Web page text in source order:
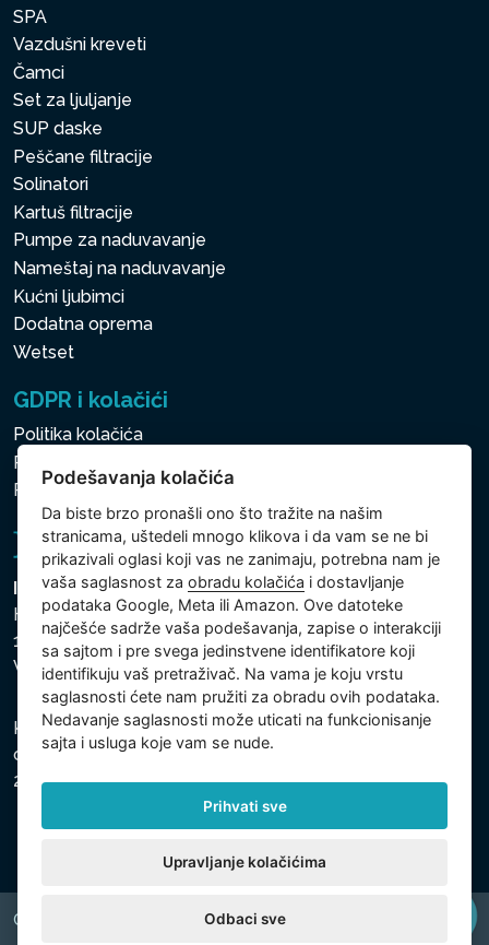
SPA
Vazdušni kreveti
Čamci
Set za ljuljanje
SUP daske
Peščane filtracije
Solinatori
Kartuš filtracije
Pumpe za naduvavanje
Nameštaj na naduvavanje
Kućni ljubimci
Dodatna oprema
Wetset
GDPR i kolačići
Politika kolačića
Politika zaštite ličnih i drugih obrađivanih podataka
Politika kolačića
Intex Trading, s.r.o.
Hradecká 2526/3
130 00 Praha 3
Vinohrady - Česká republika
Kompanija je registrovana u Opštinskom sudu u Pragu,
odeljak C, uložak 74759, Identifikacioni broj kompanije:
26150808, Poreski identifikacioni broj: CZ26150808.
Copyright © 2026 INTEX TRADING s.r.o. All rights reserved.
Podešavanja kolačića
Da biste brzo pronašli ono što tražite na našim
stranicama, uštedeli mnogo klikova i da vam se ne bi
prikazivali oglasi koji vas ne zanimaju, potrebna nam je
vaša saglasnost zaobradu kolačića i dostavljanje
podataka Google, Meta ili Amazon. Ove datoteke
najčešće sadrže vaša podešavanja, zapise o interakciji
sa sajtom i pre svega jedinstvene identifikatore koji
identifikuju vaš pretraživač. Na vama je koju vrstu
saglasnosti ćete nam pružiti za obradu ovih podataka.
Nedavanje saglasnosti može uticati na funkcionisanje
sajta i usluga koje vam se nude.
Prihvati sve
Upravljanje kolačićima
Odbaci sve